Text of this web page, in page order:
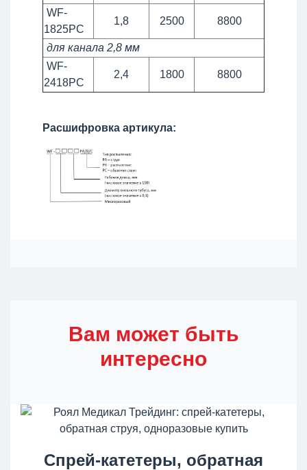
WF-
1825PC
1,8 2500 8800
для канала 2,8 мм
WF-
2418PC
2,4 1800 8800
Расшифровка артикула:
Вам может быть
интересно
Спрей-катетеры, обратная